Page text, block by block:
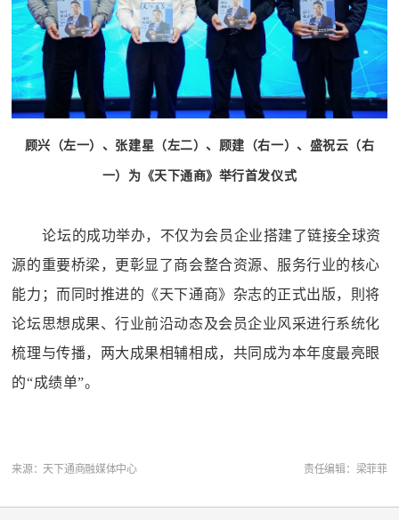
顾兴（左一）、张建星（左二）、顾建（右一）、盛祝云（右
一）为《天下通商》举行首发仪式
论坛的成功举办，不仅为会员企业搭建了链接全球资
源的重要桥梁，更彰显了商会整合资源、服务行业的核心
能力；而同时推进的《天下通商》杂志的正式出版，則将
论坛思想成果、行业前沿动态及会员企业风采进行系统化
梳理与传播，两大成果相辅相成，共同成为本年度最亮眼
的“成绩单”。
来源：天下通商融媒体中心 责任编辑：梁菲菲